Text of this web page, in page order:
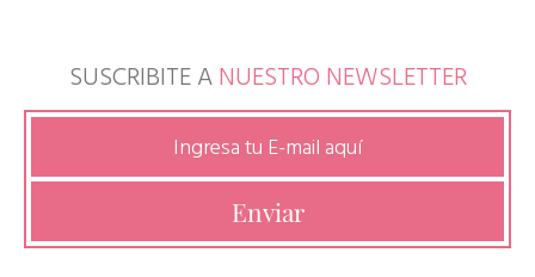
SUSCRIBITE ANUESTRO NEWSLETTER